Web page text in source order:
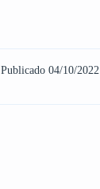
Publicado 04/10/2022